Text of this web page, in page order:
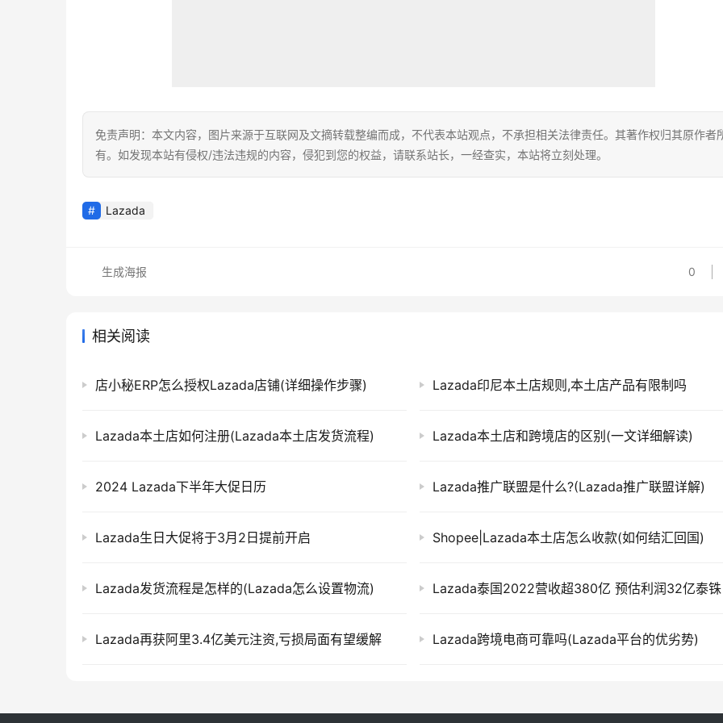
免责声明：本文内容，图片来源于互联网及文摘转载整编而成，不代表本站观点，不承担相关法律责任。其著作权归其原作者
有。如发现本站有侵权/违法违规的内容，侵犯到您的权益，请联系站长，一经查实，本站将立刻处理。
Lazada
0
生成海报
相关阅读
店小秘ERP怎么授权Lazada店铺(详细操作步骤) Lazada印尼本土店规则,本土店产品有限制吗
Lazada本土店如何注册(Lazada本土店发货流程) Lazada本土店和跨境店的区别(一文详细解读)
2024 Lazada下半年大促日历 Lazada推广联盟是什么?(Lazada推广联盟详解)
Lazada生日大促将于3月2日提前开启 Shopee|Lazada本土店怎么收款(如何结汇回国)
Lazada发货流程是怎样的(Lazada怎么设置物流) Lazada泰国2022营收超380亿 预估利润32亿泰铢
Lazada再获阿里3.4亿美元注资,亏损局面有望缓解 Lazada跨境电商可靠吗(Lazada平台的优劣势)